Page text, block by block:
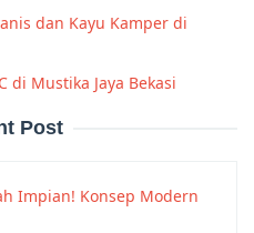
dan Kayu Kamper di
di Mustika Jaya Bekasi
Post
Impian! Konsep Modern